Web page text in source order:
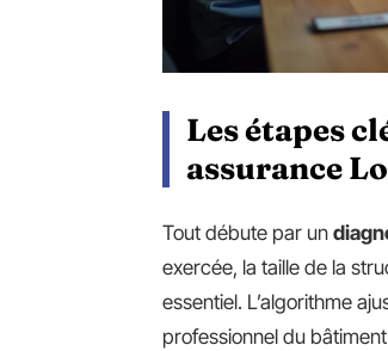
Les étapes
assurance
Tout débute par un
exercée, la taille de la
essentiel. L’algorithme
professionnel du